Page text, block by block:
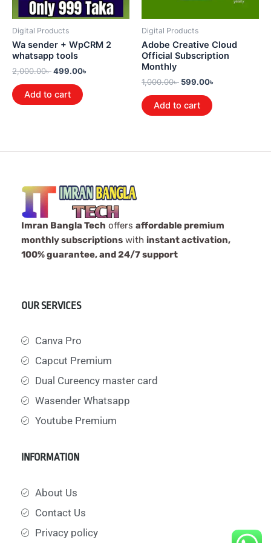
Digital Products
Wa sender + WpCRM 2
whatsapp tools
2,000.00৳499.00৳
Add to cart
Digital Products
Adobe Creative Cloud
Official Subscription
Monthly
1,000.00৳ 599.00৳
Add to cart
Imran Bangla Tech offers affordable premium
monthly subscriptions with instant activation,
100% guarantee, and 24/7 support
OUR SERVICES
Canva Pro
Capcut Premium
Dual Cureency master card
Wasender Whatsapp
Youtube Premium
INFORMATION
About Us
Contact Us
Privacy policy